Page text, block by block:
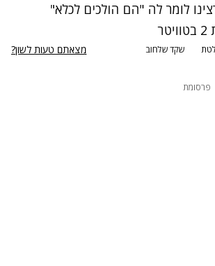
לומר לה "הם הולכים לכלא"
שקד שלחוב מצאתם טעות לשון?
פרסומת